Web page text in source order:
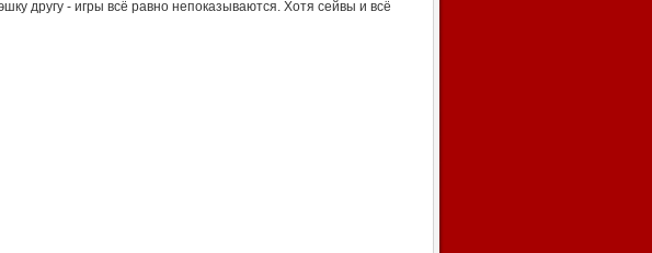
другу - игры всё равно непоказываются. Хотя сейвы и всё